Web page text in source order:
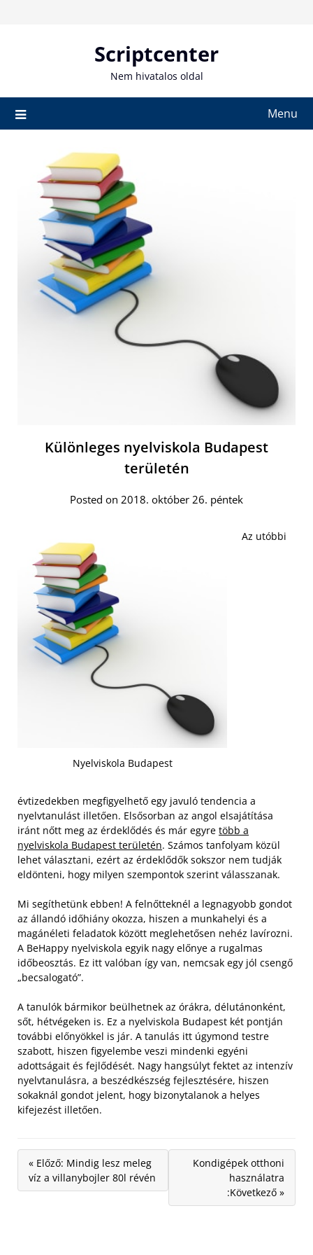
Scriptcenter
Nem hivatalos oldal
Menu
Különleges nyelviskola Budapest
területén
Posted on 2018. október 26. péntek
Nyelviskola Budapest
Az utóbbi
évtizedekben megfigyelhető egy javuló tendencia a
nyelvtanulást illetően. Elsősorban az angol elsajátítása
iránt nőtt meg az érdeklődés és már egyre több a
nyelviskola Budapest területén. Számos tanfolyam közül
lehet választani, ezért az érdeklődők sokszor nem tudják
eldönteni, hogy milyen szempontok szerint válasszanak.
Mi segíthetünk ebben! A felnőtteknél a legnagyobb gondot
az állandó időhiány okozza, hiszen a munkahelyi és a
magánéleti feladatok között meglehetősen nehéz lavírozni.
A BeHappy nyelviskola egyik nagy előnye a rugalmas
időbeosztás. Ez itt valóban így van, nemcsak egy jól csengő
„becsalogató”.
A tanulók bármikor beülhetnek az órákra, délutánonként,
sőt, hétvégeken is. Ez a nyelviskola Budapest két pontján
további előnyökkel is jár. A tanulás itt úgymond testre
szabott, hiszen figyelembe veszi mindenki egyéni
adottságait és fejlődését. Nagy hangsúlyt fektet az intenzív
nyelvtanulásra, a beszédkészség fejlesztésére, hiszen
sokaknál gondot jelent, hogy bizonytalanok a helyes
kifejezést illetően.
« Előző: Mindig lesz meleg
víz a villanybojler 80l révén
Kondigépek otthoni
használatra
:Következő »